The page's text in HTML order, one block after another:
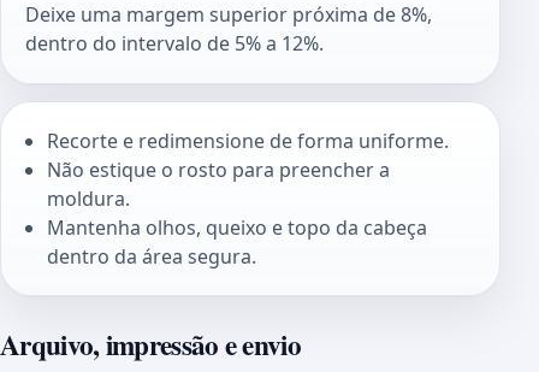
Deixe uma margem superior próxima de 8%,
dentro do intervalo de 5% a 12%.
Recorte e redimensione de forma uniforme.
Não estique o rosto para preencher a
moldura.
Mantenha olhos, queixo e topo da cabeça
dentro da área segura.
Arquivo, impressão e envio